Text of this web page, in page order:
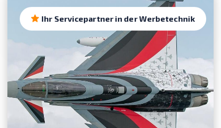
Ihr Servicepartner in der Werbetechnik